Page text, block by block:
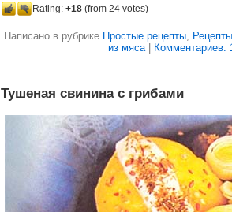
Rating: +18 (from 24 votes)
Написано в рубрике Простые рецепты,
из мяса| Комментариев:
Тушеная свинина с грибами